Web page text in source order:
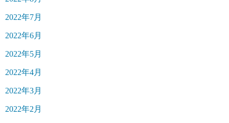
2022年7月
2022年6月
2022年5月
2022年4月
2022年3月
2022年2月